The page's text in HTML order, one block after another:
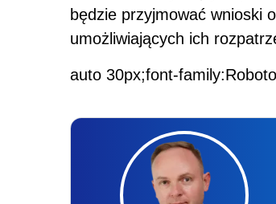
będzie przyjmować wnioski
umożliwiających ich
auto 30px;font-